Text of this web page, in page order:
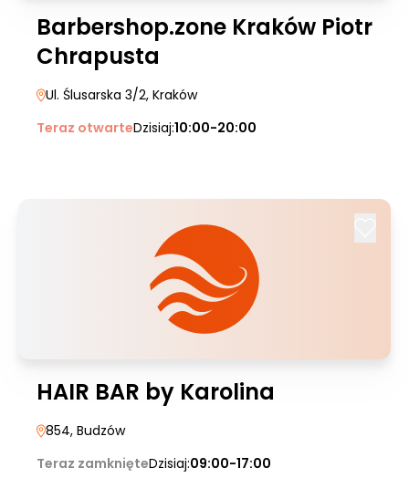
Barbershop.zone Kraków Piotr
Chrapusta
Ul. Ślusarska 3/2, Kraków
Teraz otwarteDzisiaj:10:00-20:00
HAIR BAR by Karolina
854, Budzów
Teraz zamknięteDzisiaj:09:00-17:00